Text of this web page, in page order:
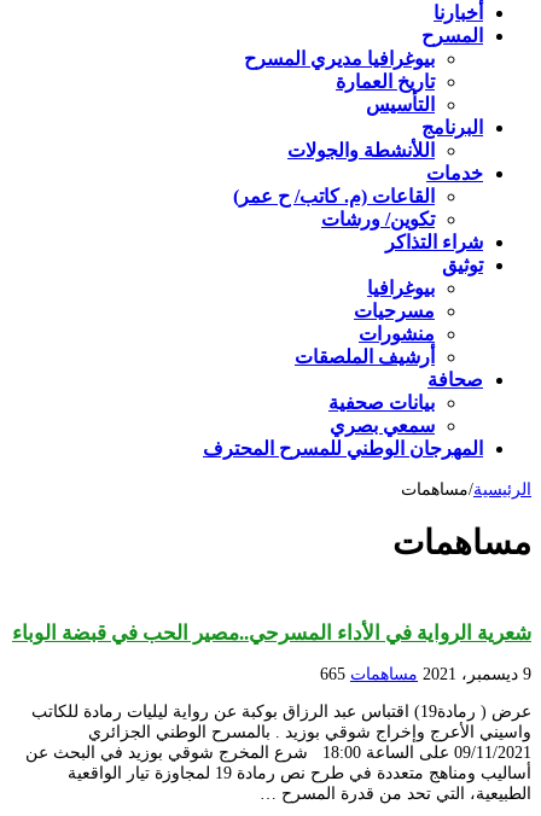
أخبارنا
المسرح
بيوغرافيا مديري المسرح
تاريخ العمارة
التأسيس
البرنامج
اللأنشطة والجولات
خدمات
القاعات (م. كاتب/ ح عمر)
تكوين/ ورشات
شراء التذاكر
توثيق
بيوغرافيا
مسرحيات
منشورات
أرشيف الملصقات
صحافة
بيانات صحفية
سمعي بصري
المهرجان الوطني للمسرح المحترف
الرئيسية/مساهمات
مساهمات
شعرية الرواية في الأداء المسرحي..مصير الحب في قبضة الوباء
9 ديسمبر، 2021 مساهمات 665
عرض ( رمادة19) اقتباس عبد الرزاق بوكبة عن رواية ليليات رمادة للكاتب
واسيني الأعرج وإخراج شوقي بوزيد . بالمسرح الوطني الجزائري
09/11/2021 على الساعة 18:00 شرع المخرج شوقي بوزيد في البحث عن
أساليب ومناهج متعددة في طرح نص رمادة 19 لمجاوزة تيار الواقعية
الطبيعية، التي تحد من قدرة المسرح …